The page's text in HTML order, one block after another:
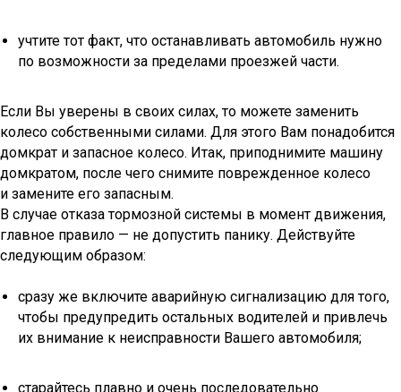
учтите тот факт, что останавливать автомобиль нужно
по возможности за пределами проезжей части.
Если Вы уверены в своих силах, то можете заменить
колесо собственными силами. Для этого Вам понадобится
домкрат и запасное колесо. Итак, приподнимите машину
домкратом, после чего снимите поврежденное колесо
и замените его запасным.
В случае отказа тормозной системы в момент движения,
главное правило — не допустить панику. Действуйте
следующим образом:
сразу же включите аварийную сигнализацию для того,
чтобы предупредить остальных водителей и привлечь
их внимание к неисправности Вашего автомобиля;
старайтесь плавно и очень последовательно